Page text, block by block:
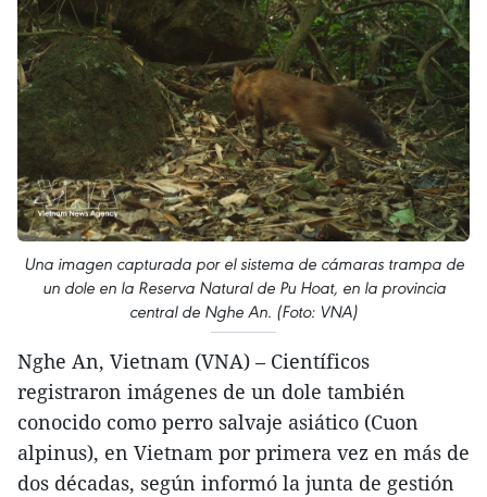
Una imagen capturada por el sistema de cámaras trampa de
un dole en la Reserva Natural de Pu Hoat, en la provincia
central de Nghe An. (Foto: VNA)
Nghe An, Vietnam (VNA) – Científicos
registraron imágenes de un dole también
conocido como perro salvaje asiático (Cuon
alpinus), en Vietnam por primera vez en más de
dos décadas, según informó la junta de gestión